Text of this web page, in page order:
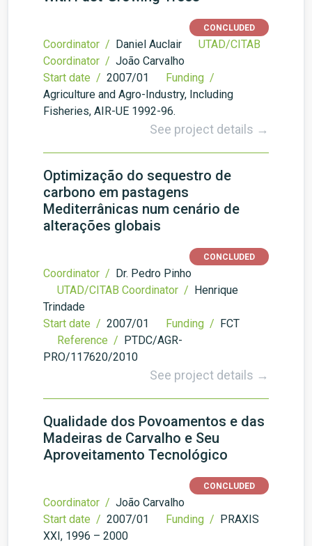
CONCLUDED
Coordinator / Daniel Auclair
UTAD/CITAB
Coordinator / João Carvalho
Start date / 2007/01
Funding /
Agriculture and Agro-Industry, Including
Fisheries, AIR-UE 1992-96.
See project details →
Optimização do sequestro de
carbono em pastagens
Mediterrânicas num cenário de
alterações globais
CONCLUDED
Coordinator / Dr. Pedro Pinho
UTAD/CITAB Coordinator / Henrique
Trindade
Start date / 2007/01 Funding / FCT
Reference / PTDC/AGR-
PRO/117620/2010
See project details →
Qualidade dos Povoamentos e das
Madeiras de Carvalho e Seu
Aproveitamento Tecnológico
CONCLUDED
Coordinator / João Carvalho
Start date / 2007/01 Funding / PRAXIS
XXI, 1996 – 2000